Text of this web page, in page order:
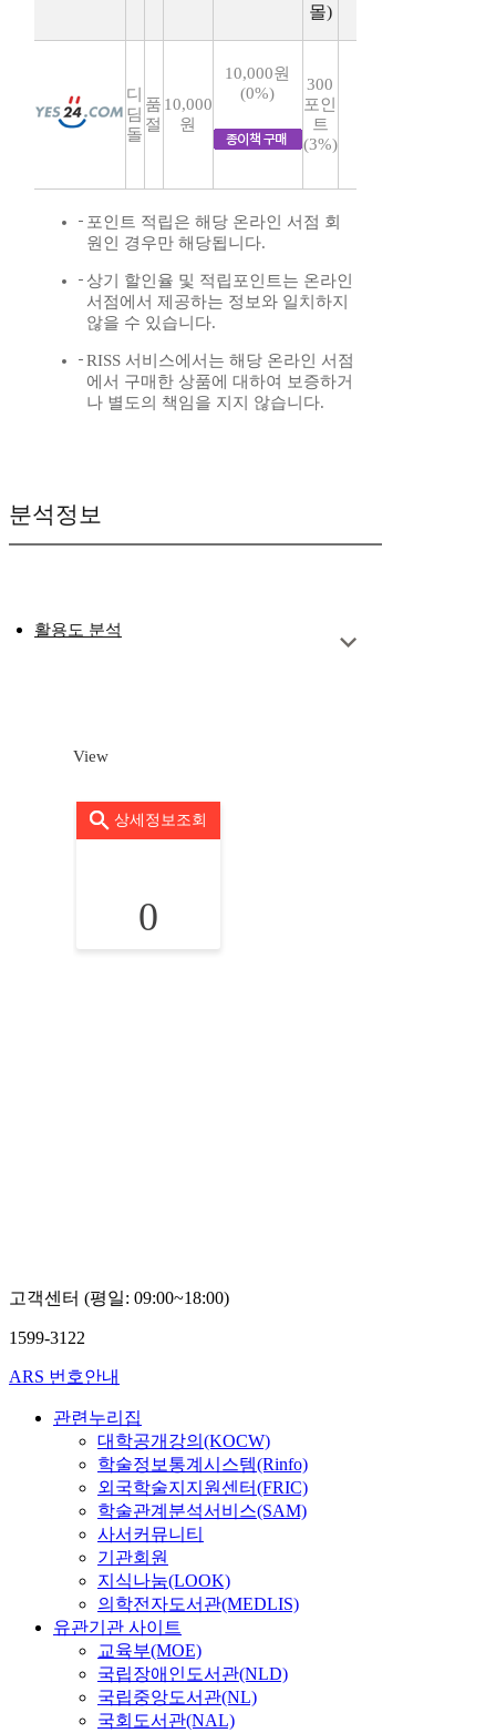
몰)
디
딤
돌
품
절
10,000
원
10,000원
(0%)
300
포인
트
(3%)
포인트 적립은 해당 온라인 서점 회
원인 경우만 해당됩니다.
상기 할인율 및 적립포인트는 온라인
서점에서 제공하는 정보와 일치하지
않을 수 있습니다.
RISS 서비스에서는 해당 온라인 서점
에서 구매한 상품에 대하여 보증하거
나 별도의 책임을 지지 않습니다.
분석정보
활용도 분석
View
상세정보조회
0
고객센터 (평일: 09:00~18:00)
1599-3122
ARS 번호안내
관련누리집
대학공개강의(KOCW)
학술정보통계시스템(Rinfo)
외국학술지지원센터(FRIC)
학술관계분석서비스(SAM)
사서커뮤니티
기관회원
지식나눔(LOOK)
의학전자도서관(MEDLIS)
유관기관 사이트
교육부(MOE)
국립장애인도서관(NLD)
국립중앙도서관(NL)
국회도서관(NAL)